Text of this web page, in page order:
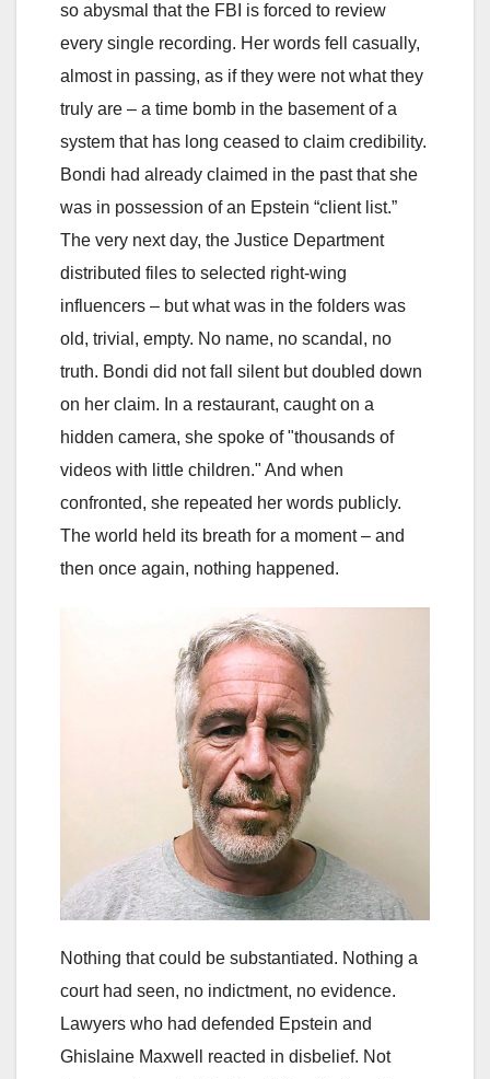
so abysmal that the FBI is forced to review
every single recording. Her words fell casually,
almost in passing, as if they were not what they
truly are – a time bomb in the basement of a
system that has long ceased to claim credibility.
Bondi had already claimed in the past that she
was in possession of an Epstein “client list.”
The very next day, the Justice Department
distributed files to selected right-wing
influencers – but what was in the folders was
old, trivial, empty. No name, no scandal, no
truth. Bondi did not fall silent but doubled down
on her claim. In a restaurant, caught on a
hidden camera, she spoke of "thousands of
videos with little children." And when
confronted, she repeated her words publicly.
The world held its breath for a moment – and
then once again, nothing happened.
Nothing that could be substantiated. Nothing a
court had seen, no indictment, no evidence.
Lawyers who had defended Epstein and
Ghislaine Maxwell reacted in disbelief. Not